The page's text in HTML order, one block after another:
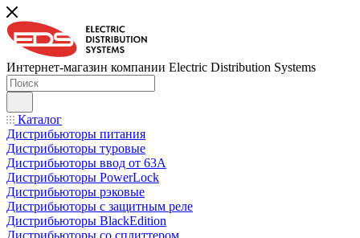
Интернет-магазин компании Electric Distribution Systems
Каталог
Дистрибьюторы питания
Дистрибьюторы туровые
Дистрибьюторы ввод от 63A
Дистрибьюторы PowerLock
Дистрибьюторы рэковые
Дистрибьюторы с защитным реле
Дистрибьюторы BlackEdition
Дистрибьюторы со сплиттером